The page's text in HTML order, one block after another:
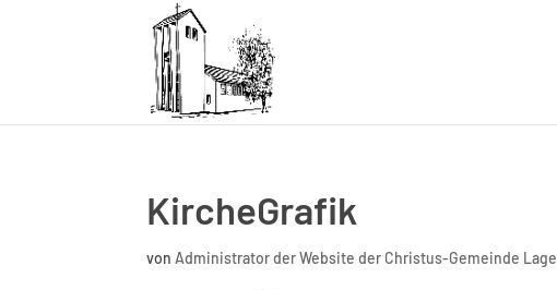
KircheGrafik
vonAdministrator der Website der Christus-Gemeinde Lage